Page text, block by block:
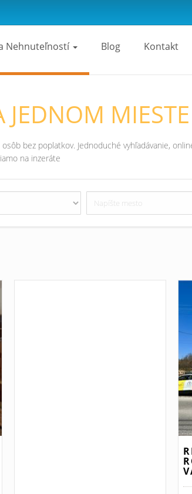
Nehnuteľností Blog Kontakt
MIESTE
bez poplatkov. Jednoduché vyhľadávanie,
na inzeráte